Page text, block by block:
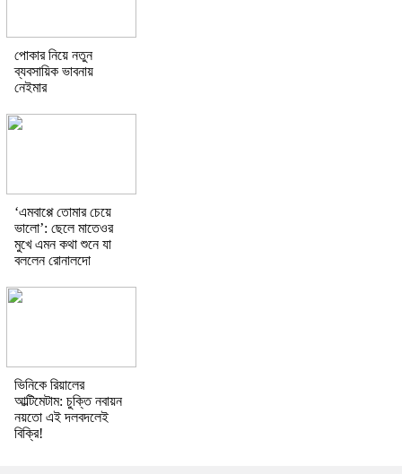
পোকার নিয়ে নতুন
ব্যবসায়িক ভাবনায়
নেইমার
‘এমবাপ্পে তোমার চেয়ে
ভালো’: ছেলে মাতেওর
মুখে এমন কথা শুনে যা
বললেন রোনালদো
ভিনিকে রিয়ালের
আল্টিমেটাম: চুক্তি নবায়ন
নয়তো এই দলবদলেই
বিক্রি!